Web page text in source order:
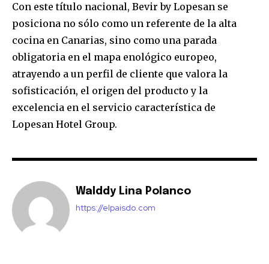
Con este título nacional, Bevir by Lopesan se
posiciona no sólo como un referente de la alta
cocina en Canarias, sino como una parada
obligatoria en el mapa enológico europeo,
atrayendo a un perfil de cliente que valora la
sofisticación, el origen del producto y la
excelencia en el servicio característica de
Lopesan Hotel Group.
Walddy Lina Polanco
https://elpaisdo.com